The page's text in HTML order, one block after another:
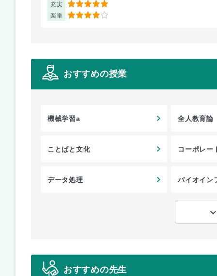
充実 5
楽単 4
おすすめの授業
機械学習a 全人教育論
ことばと文化 コーポレー
データ処理 バイオイン
おすすめの先生